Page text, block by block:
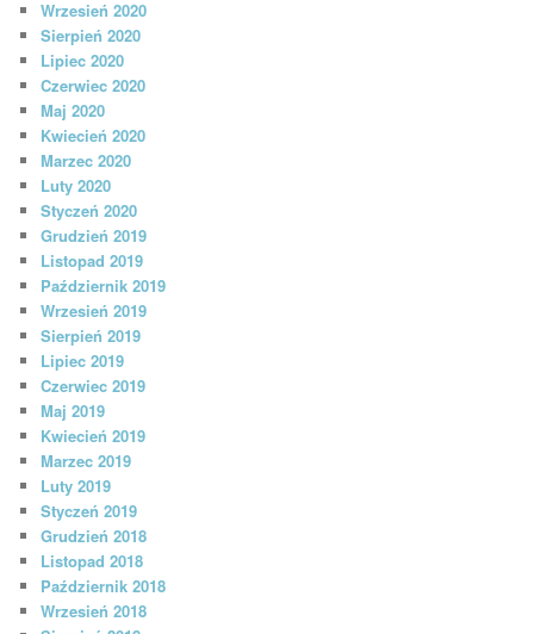
Wrzesień 2020
Sierpień 2020
Lipiec 2020
Czerwiec 2020
Maj 2020
Kwiecień 2020
Marzec 2020
Luty 2020
Styczeń 2020
Grudzień 2019
Listopad 2019
Październik 2019
Wrzesień 2019
Sierpień 2019
Lipiec 2019
Czerwiec 2019
Maj 2019
Kwiecień 2019
Marzec 2019
Luty 2019
Styczeń 2019
Grudzień 2018
Listopad 2018
Październik 2018
Wrzesień 2018